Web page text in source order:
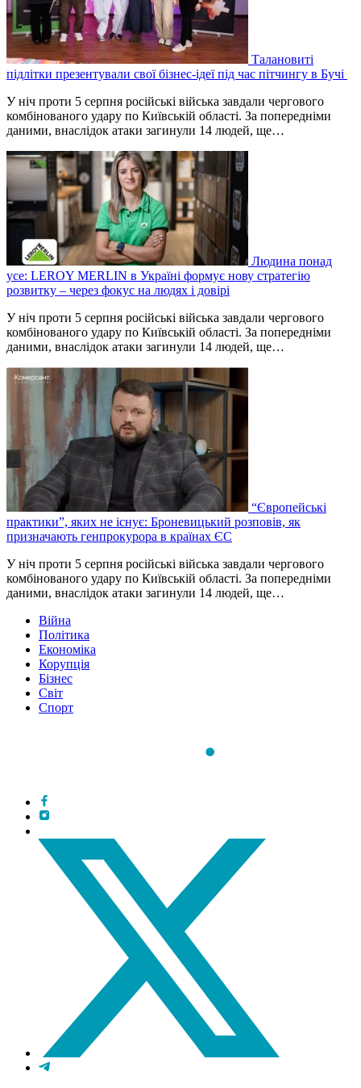
Талановиті
підлітки презентували свої бізнес-ідеї під час пітчингу в Бучі
У ніч проти 5 серпня російські війська завдали чергового
комбінованого удару по Київській області. За попередніми
даними, внаслідок атаки загинули 14 людей, ще…
Людина понад
усе: LEROY MERLIN в Україні формує нову стратегію
розвитку – через фокус на людях і довірі
У ніч проти 5 серпня російські війська завдали чергового
комбінованого удару по Київській області. За попередніми
даними, внаслідок атаки загинули 14 людей, ще…
“Європейські
практики”, яких не існує: Броневицький розповів, як
призначають генпрокурора в країнах ЄС
У ніч проти 5 серпня російські війська завдали чергового
комбінованого удару по Київській області. За попередніми
даними, внаслідок атаки загинули 14 людей, ще…
Війна
Політика
Економіка
Корупція
Бізнес
Світ
Спорт